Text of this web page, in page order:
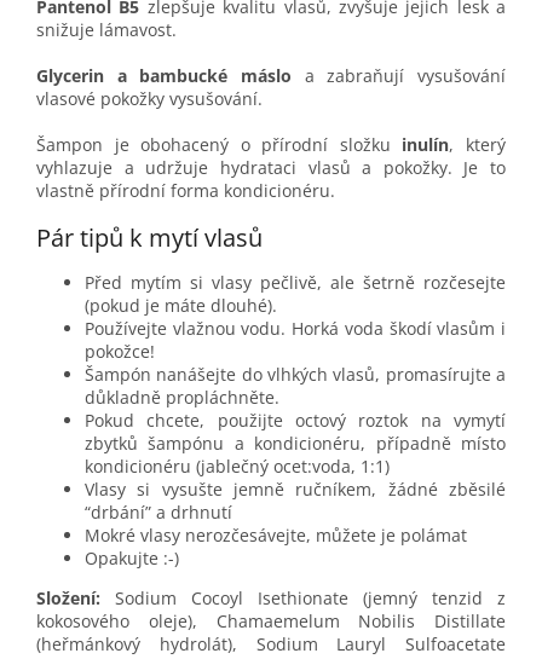
Pantenol B5 zlepšuje kvalitu vlasů, zvyšuje jejich lesk a
snižuje lámavost.
Glycerin a bambucké máslo a zabraňují vysušování
vlasové pokožky vysušování.
Šampon je obohacený o přírodní složku inulín, který
vyhlazuje a udržuje hydrataci vlasů a pokožky. Je to
vlastně přírodní forma kondicionéru.
Pár tipů k mytí vlasů
Před mytím si vlasy pečlivě, ale šetrně rozčesejte
(pokud je máte dlouhé).
Používejte vlažnou vodu. Horká voda škodí vlasům i
pokožce!
Šampón nanášejte do vlhkých vlasů, promasírujte a
důkladně propláchněte.
Pokud chcete, použijte octový roztok na vymytí
zbytků šampónu a kondicionéru, případně místo
kondicionéru (jablečný ocet:voda, 1:1)
Vlasy si vysušte jemně ručníkem, žádné zběsilé
“drbání” a drhnutí
Mokré vlasy nerozčesávejte, můžete je polámat
Opakujte :-)
Složení: Sodium Cocoyl Isethionate (jemný tenzid z
kokosového oleje), Chamaemelum Nobilis Distillate
(heřmánkový hydrolát), Sodium Lauryl Sulfoacetate